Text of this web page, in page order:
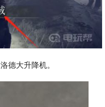
德大升降机。